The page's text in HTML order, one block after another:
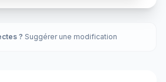
? Suggérer une modification